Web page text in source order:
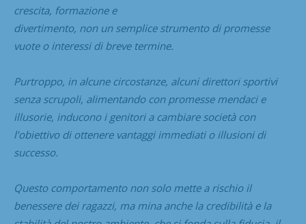
crescita, formazione e
divertimento, non un semplice strumento di promesse
vuote o interessi di breve termine.
Purtroppo, in alcune circostanze, alcuni direttori sportivi
senza scrupoli, alimentando con promesse mendaci e
illusorie, inducono i genitori a cambiare società con
l’obiettivo di ottenere vantaggi immediati o illusioni di
successo.
Questo comportamento non solo mette a rischio il
benessere dei ragazzi, ma mina anche la credibilità e la